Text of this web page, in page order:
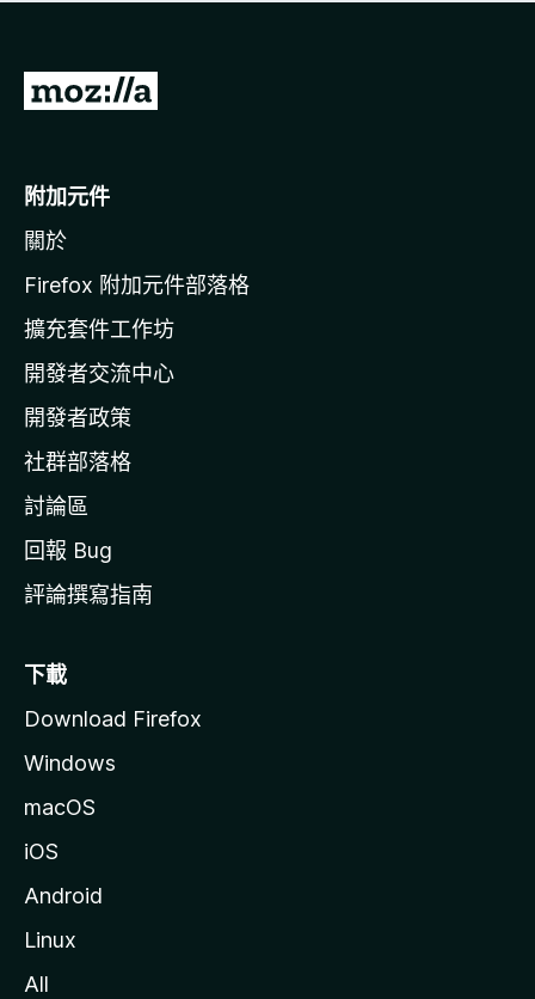
有
前
o
i
l
a
官
網
附加元件
關於
Firefox 附加元件部落格
擴充套件工作坊
開發者交流中心
開發者政策
社群部落格
討論區
回報 Bug
評論撰寫指南
下載
Download Firefox
Windows
macOS
iOS
Android
Linux
All